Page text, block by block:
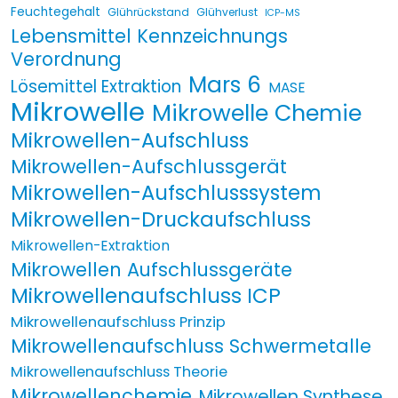
Feuchtegehalt Glührückstand Glühverlust ICP-MS
Lebensmittel Kennzeichnungs
Verordnung
Lösemittel Extraktion Mars 6 MASE
Mikrowelle Mikrowelle Chemie
Mikrowellen-Aufschluss
Mikrowellen-Aufschlussgerät
Mikrowellen-Aufschlusssystem
Mikrowellen-Druckaufschluss
Mikrowellen-Extraktion
Mikrowellen Aufschlussgeräte
Mikrowellenaufschluss ICP
Mikrowellenaufschluss Prinzip
Mikrowellenaufschluss Schwermetalle
Mikrowellenaufschluss Theorie